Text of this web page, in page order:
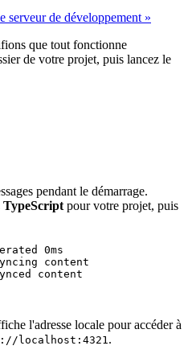
serveur de développement »
que tout fonctionne
de votre projet, puis lancez le
pendant le démarrage.
TypeScriptpour votre projet, puis
0ms
content
content
l'adresse locale pour accéder à
localhost:4321.